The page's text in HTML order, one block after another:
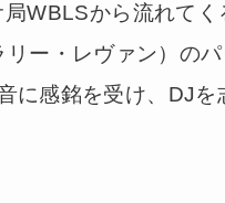
WBLSから流れてく
ー・レヴァン）のパ
に感銘を受け、DJを